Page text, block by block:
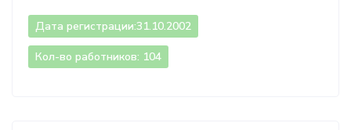
Дата регистрации:31.10.2002
Кол-во работников: 104